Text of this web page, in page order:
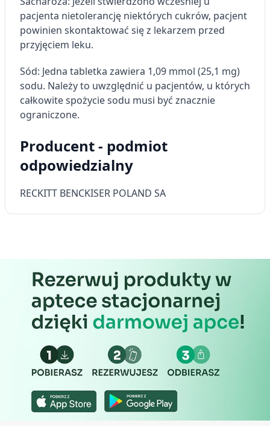
pacjenta nietolerancję niektórych cukrów, pacjent
powinien skontaktować się z lekarzem przed
przyjęciem leku.
Sód: Jedna tabletka zawiera 1,09 mmol (25,1 mg)
sodu. Należy to uwzględnić u pacjentów, u których
całkowite spożycie sodu musi być znacznie
ograniczone.
Producent - podmiot
odpowiedzialny
RECKITT BENCKISER POLAND SA